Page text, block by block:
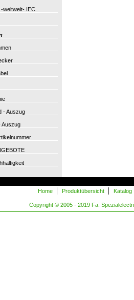
weltweit- IEC
- Auszug
Auszug
Home | Produktübersicht | Katalog
Copyright © 2005 - 2019 Fa.